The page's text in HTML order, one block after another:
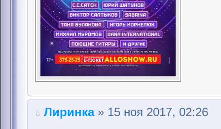
Лиринка» 15 ноя 2017, 02:26